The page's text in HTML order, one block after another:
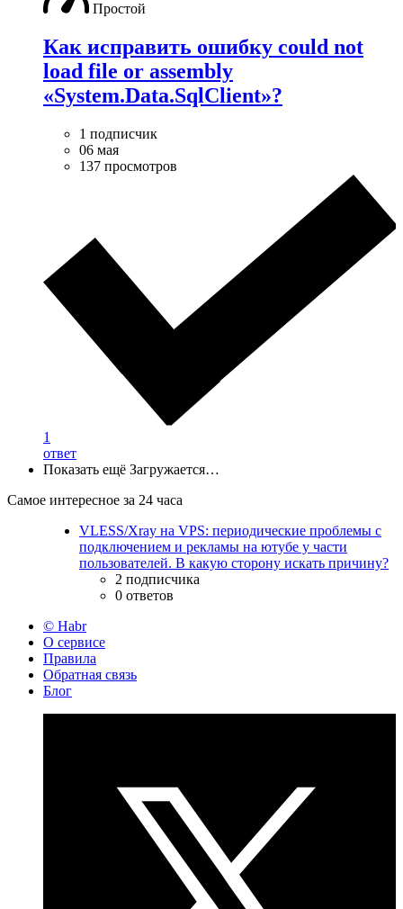
Простой
Как исправить ошибку could not
load file or assembly
«System.Data.SqlClient»?
1 подписчик
06 мая
137 просмотров
1
ответ
Показать ещё Загружается…
Самое интересное за 24 часа
VLESS/Xray на VPS: периодические проблемы с
подключением и рекламы на ютубе у части
пользователей. В какую сторону искать причину?
2 подписчика
0 ответов
© Habr
О сервисе
Правила
Обратная связь
Блог